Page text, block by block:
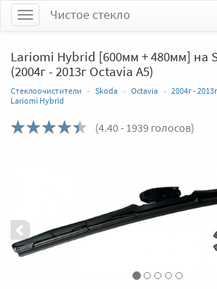
МенюЧистое стекло
Lariomi Hybrid [600мм + 480мм] на
(2004г - 2013г Octavia A5)
Стеклоочистители Skoda Octavia
2004г -
Lariomi Hybrid
(4.40- 1939 голосов)